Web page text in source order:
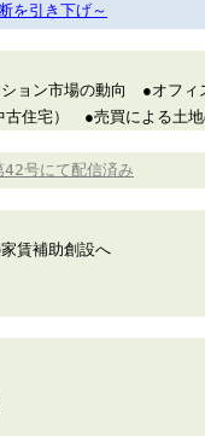
を引き下げ～
ン市場の動向 ●オフィ
住宅） ●売買による土地
号にて配信済み
賃補助創設へ